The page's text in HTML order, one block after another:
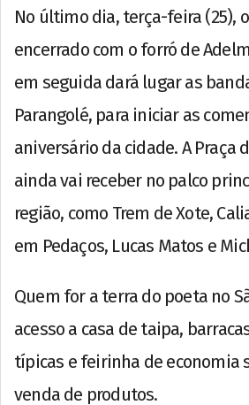
No último dia, terça-feira (25),
encerrado com o forró de
em seguida dará lugar as
Parangolé, para iniciar as
aniversário da cidade. A Praça
ainda vai receber no palco
região, como Trem de Xote,
em Pedaços, Lucas Matos e
Quem for a terra do poeta no
acesso a casa de taipa,
típicas e feirinha de economia
venda de produtos.